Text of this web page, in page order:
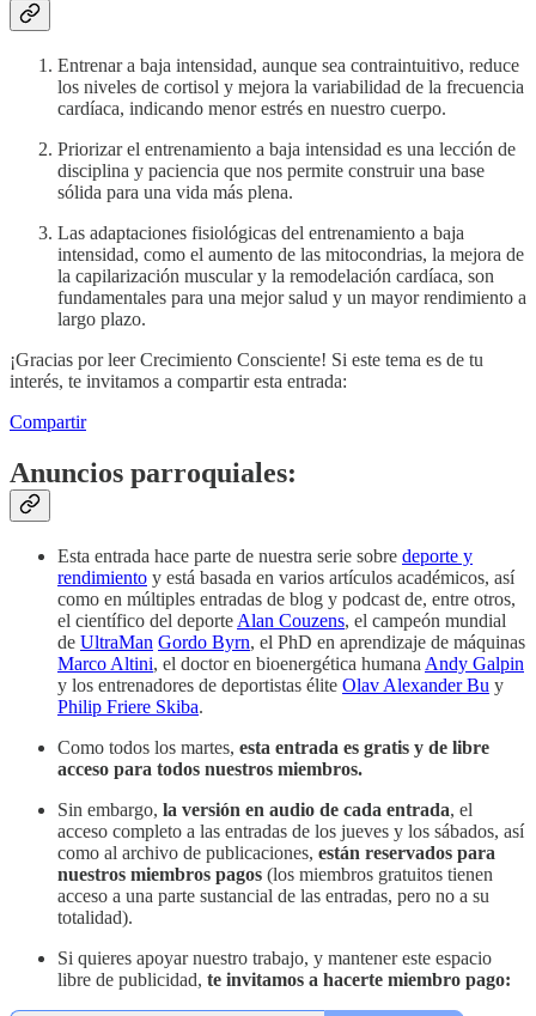
Entrenar a baja intensidad, aunque sea contraintuitivo, reduce
los niveles de cortisol y mejora la variabilidad de la frecuencia
cardíaca, indicando menor estrés en nuestro cuerpo.
Priorizar el entrenamiento a baja intensidad es una lección de
disciplina y paciencia que nos permite construir una base
sólida para una vida más plena.
Las adaptaciones fisiológicas del entrenamiento a baja
intensidad, como el aumento de las mitocondrias, la mejora de
la capilarización muscular y la remodelación cardíaca, son
fundamentales para una mejor salud y un mayor rendimiento a
largo plazo.
¡Gracias por leer Crecimiento Consciente! Si este tema es de tu
interés, te invitamos a compartir esta entrada:
Compartir
Anuncios parroquiales:
Esta entrada hace parte de nuestra serie sobre deporte y
rendimiento y está basada en varios artículos académicos, así
como en múltiples entradas de blog y podcast de, entre otros,
el científico del deporte Alan Couzens, el campeón mundial
de UltraMan Gordo Byrn, el PhD en aprendizaje de máquinas
Marco Altini, el doctor en bioenergética humana Andy Galpin
y los entrenadores de deportistas élite Olav Alexander Bu y
Philip Friere Skiba.
Como todos los martes, esta entrada es gratis y de libre
acceso para todos nuestros miembros.
Sin embargo, la versión en audio de cada entrada, el
acceso completo a las entradas de los jueves y los sábados, así
como al archivo de publicaciones, están reservados para
nuestros miembros pagos (los miembros gratuitos tienen
acceso a una parte sustancial de las entradas, pero no a su
totalidad).
Si quieres apoyar nuestro trabajo, y mantener este espacio
libre de publicidad, te invitamos a hacerte miembro pago: